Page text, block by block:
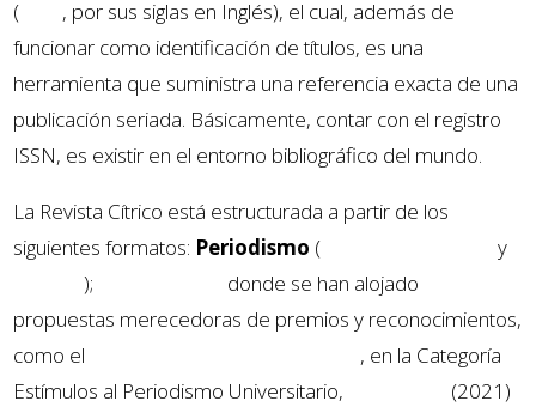
(
, por sus siglas en Inglés), el cual, además de
funcionar como identificación de títulos, es una
herramienta que suministra una referencia exacta de una
publicación seriada. Básicamente, contar con el registro
ISSN, es existir en el entorno bibliográfico del mundo.
La Revista Cítrico está estructurada a partir de los
siguientes formatos: Periodismo (
y
Noticias);
donde se han alojado
propuestas merecedoras de premios y reconocimientos,
como el
, en la Categoría
Estímulos al Periodismo Universitario,
(2021)